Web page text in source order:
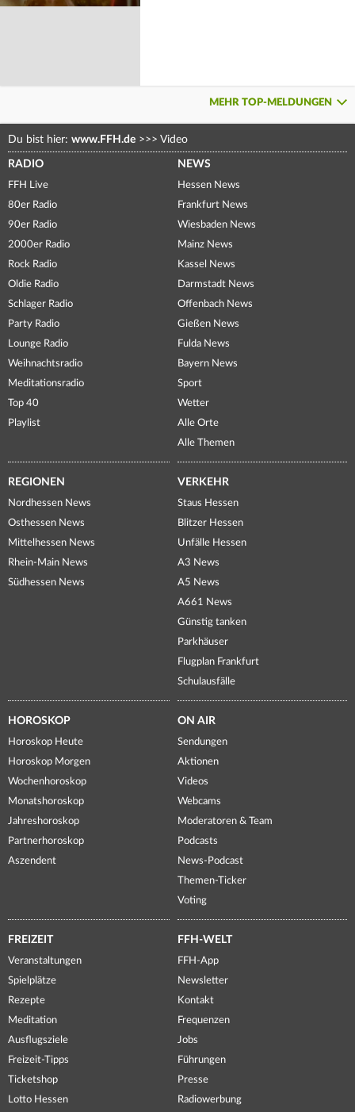
MEHR TOP-MELDUNGEN
Du bist hier: www.FFH.de >>> Video
RADIO
FFH Live
80er Radio
90er Radio
2000er Radio
Rock Radio
Oldie Radio
Schlager Radio
Party Radio
Lounge Radio
Weihnachtsradio
Meditationsradio
Top 40
Playlist
NEWS
Hessen News
Frankfurt News
Wiesbaden News
Mainz News
Kassel News
Darmstadt News
Offenbach News
Gießen News
Fulda News
Bayern News
Sport
Wetter
Alle Orte
Alle Themen
REGIONEN
Nordhessen News
Osthessen News
Mittelhessen News
Rhein-Main News
Südhessen News
VERKEHR
Staus Hessen
Blitzer Hessen
Unfälle Hessen
A3 News
A5 News
A661 News
Günstig tanken
Parkhäuser
Flugplan Frankfurt
Schulausfälle
HOROSKOP
Horoskop Heute
Horoskop Morgen
Wochenhoroskop
Monatshoroskop
Jahreshoroskop
Partnerhoroskop
Aszendent
ON AIR
Sendungen
Aktionen
Videos
Webcams
Moderatoren & Team
Podcasts
News-Podcast
Themen-Ticker
Voting
FREIZEIT
Veranstaltungen
Spielplätze
Rezepte
Meditation
Ausflugsziele
Freizeit-Tipps
Ticketshop
Lotto Hessen
FFH-WELT
FFH-App
Newsletter
Kontakt
Frequenzen
Jobs
Führungen
Presse
Radiowerbung